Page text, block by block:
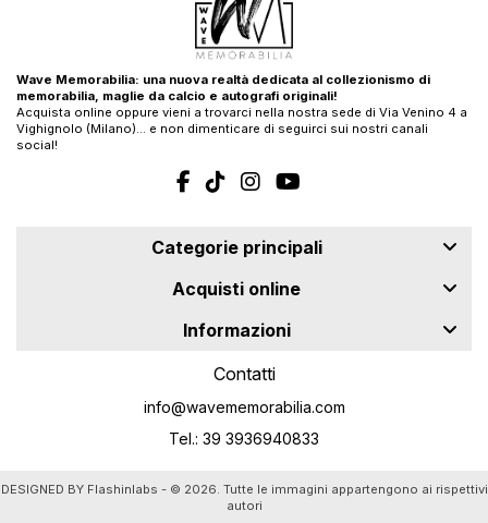
Wave Memorabilia: una nuova realtà dedicata al collezionismo di
memorabilia, maglie da calcio e autografi originali!
Acquista online oppure vieni a trovarci nella nostra sede di Via Venino 4 a
Vighignolo (Milano)… e non dimenticare di seguirci sui nostri canali
social!
Categorie principali
Acquisti online
Informazioni
Contatti
info@wavememorabilia.com
Tel.: 39 3936940833
DESIGNED BY Flashinlabs - © 2026. Tutte le immagini appartengono ai rispettivi
autori